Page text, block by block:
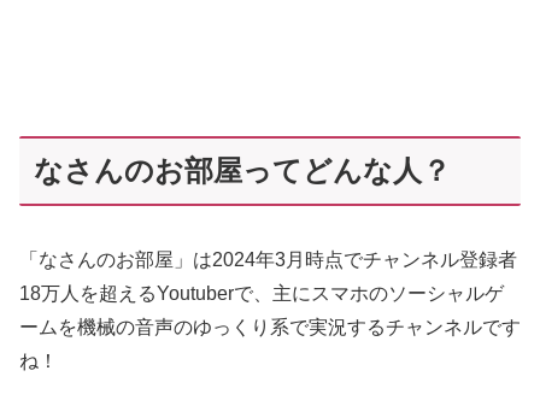
なさんのお部屋ってどんな人？
「なさんのお部屋」は2024年3月時点でチャンネル登録者
18万人を超えるYoutuberで、主にスマホのソーシャルゲ
ームを機械の音声のゆっくり系で実況するチャンネルです
ね！